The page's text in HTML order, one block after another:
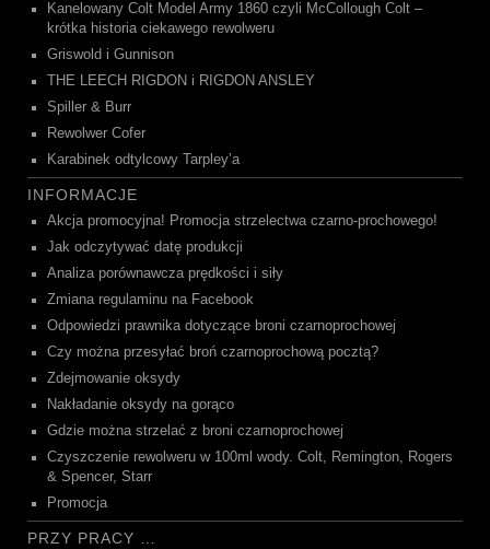
Kanelowany Colt Model Army 1860 czyli McCollough Colt –
krótka historia ciekawego rewolweru
Griswold i Gunnison
THE LEECH RIGDON i RIGDON ANSLEY
Spiller & Burr
Rewolwer Cofer
Karabinek odtylcowy Tarpley’a
INFORMACJE
Akcja promocyjna! Promocja strzelectwa czarno-prochowego!
Jak odczytywać datę produkcji
Analiza porównawcza prędkości i siły
Zmiana regulaminu na Facebook
Odpowiedzi prawnika dotyczące broni czarnoprochowej
Czy można przesyłać broń czarnoprochową pocztą?
Zdejmowanie oksydy
Nakładanie oksydy na gorąco
Gdzie można strzelać z broni czarnoprochowej
Czyszczenie rewolweru w 100ml wody. Colt, Remington, Rogers
& Spencer, Starr
Promocja
PRZY PRACY …